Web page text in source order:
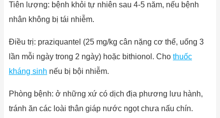
Tiên lượng: bệnh khỏi tự nhiên sau 4-5 năm, nếu bệnh
nhân không bị tái nhiễm.
Điều trị: praziquantel (25 mg/kg cân nặng cơ thể, uống 3
lần mỗi ngày trong 2 ngày) hoặc bithionol. Cho thuốc
kháng sinh nếu bị bội nhiễm.
Phòng bệnh: ở những xứ có dịch địa phương lưu hành,
tránh ăn các loài thân giáp nước ngọt chưa nấu chín.